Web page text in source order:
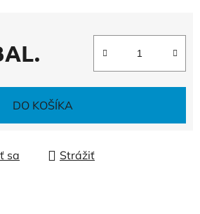
DO KOŠÍKA
sa
Strážiť